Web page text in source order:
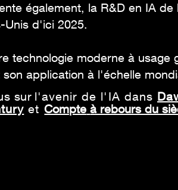
également, la R&D en IA
Unis d'ici 2025.
technologie moderne à usage
application à l'échelle
sur l'avenir de l'IA dans
et Compte à rebours du